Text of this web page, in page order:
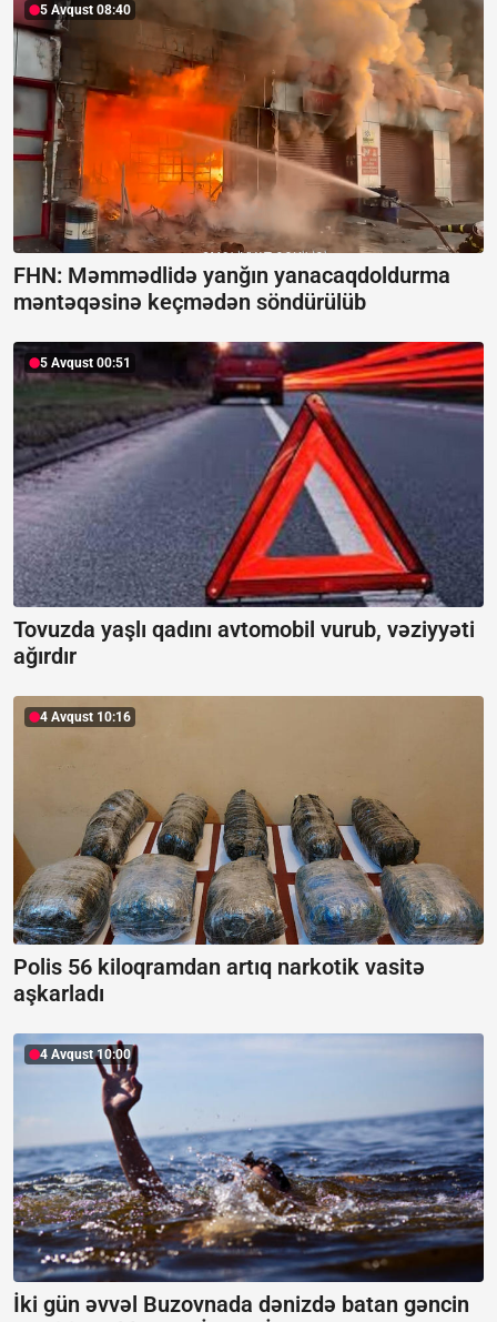
5 Avqust 08:40
FHN: Məmmədlidə yanğın yanacaqdoldurma
məntəqəsinə keçmədən söndürülüb
5 Avqust 00:51
Tovuzda yaşlı qadını avtomobil vurub, vəziyyəti
ağırdır
4 Avqust 10:16
Polis 56 kiloqramdan artıq narkotik vasitə
aşkarladı
4 Avqust 10:00
İki gün əvvəl Buzovnada dənizdə batan gəncin